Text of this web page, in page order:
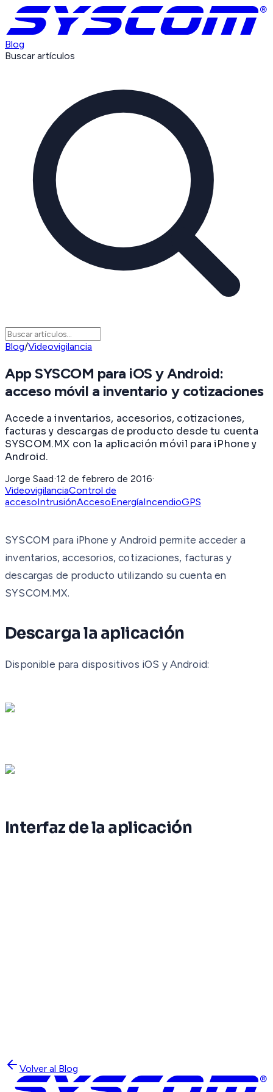
Blog
Buscar artículos
Blog/Videovigilancia
App SYSCOM para iOS y Android:
acceso móvil a inventario y cotizaciones
Accede a inventarios, accesorios, cotizaciones,
facturas y descargas de producto desde tu cuenta
SYSCOM.MX con la aplicación móvil para iPhone y
Android.
Jorge Saad·12 de febrero de 2016·
VideovigilanciaControl de
accesoIntrusiónAccesoEnergíaIncendioGPS
SYSCOM para iPhone y Android permite acceder a
inventarios, accesorios, cotizaciones, facturas y
descargas de producto utilizando su cuenta en
SYSCOM.MX.
Descarga la aplicación
Disponible para dispositivos iOS y Android:
Interfaz de la aplicación
Volver al Blog